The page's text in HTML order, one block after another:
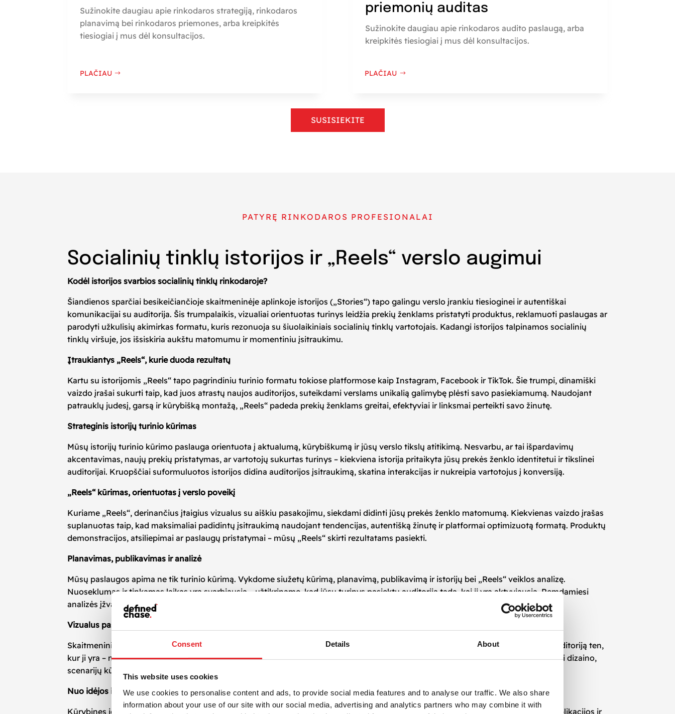
Consent Details About
This website uses cookies
We use cookies to personalise content and ads, to provide social media features and to analyse our traffic. We also share
information about your use of our site with our social media, advertising and analytics partners who may combine it with
Sužinokite daugiau apie rinkodaros strategiją, rinkodaros
planavimą bei rinkodaros priemones, arba kreipkitės
tiesiogiai į mus dėl konsultacijos.
PLAČIAU
priemonių auditas
Sužinokite daugiau apie rinkodaros audito paslaugą, arba
kreipkitės tiesiogiai į mus dėl konsultacijos.
PLAČIAU
SUSISIEKITE
PATYRĘ RINKODAROS PROFESIONALAI
Socialinių tinklų istorijos ir „Reels“ verslo augimui
Kodėl istorijos svarbios socialinių tinklų rinkodaroje?
Šiandienos sparčiai besikeičiančioje skaitmeninėje aplinkoje istorijos („Stories“) tapo galingu verslo įrankiu tiesioginei ir autentiškai
komunikacijai su auditorija. Šis trumpalaikis, vizualiai orientuotas turinys leidžia prekių ženklams pristatyti produktus, reklamuoti paslaugas ar
parodyti užkulisių akimirkas formatu, kuris rezonuoja su šiuolaikiniais socialinių tinklų vartotojais. Kadangi istorijos talpinamos socialinių
tinklų viršuje, jos išsiskiria aukštu matomumu ir momentiniu įsitraukimu.
Įtraukiantys „Reels“, kurie duoda rezultatų
Kartu su istorijomis „Reels“ tapo pagrindiniu turinio formatu tokiose platformose kaip Instagram, Facebook ir TikTok. Šie trumpi, dinamiški
vaizdo įrašai sukurti taip, kad juos atrastų naujos auditorijos, suteikdami verslams unikalią galimybę plėsti savo pasiekiamumą. Naudojant
patrauklų judesį, garsą ir kūrybišką montažą, „Reels“ padeda prekių ženklams greitai, efektyviai ir linksmai perteikti savo žinutę.
Strateginis istorijų turinio kūrimas
Mūsų istorijų turinio kūrimo paslauga orientuota į aktualumą, kūrybiškumą ir jūsų verslo tikslų atitikimą. Nesvarbu, ar tai išpardavimų
akcentavimas, naujų prekių pristatymas, ar vartotojų sukurtas turinys – kiekviena istorija pritaikyta jūsų prekės ženklo identitetui ir tikslinei
auditorijai. Kruopščiai suformuluotos istorijos didina auditorijos įsitraukimą, skatina interakcijas ir nukreipia vartotojus į konversiją.
„Reels“ kūrimas, orientuotas į verslo poveikį
Kuriame „Reels“, derinančius įtaigius vizualus su aiškiu pasakojimu, siekdami didinti jūsų prekės ženklo matomumą. Kiekvienas vaizdo įrašas
suplanuotas taip, kad maksimaliai padidintų įsitraukimą naudojant tendencijas, autentišką žinutę ir platformai optimizuotą formatą. Produktų
demonstracijos, atsiliepimai ar paslaugų pristatymai – mūsų „Reels“ skirti rezultatams pasiekti.
Planavimas, publikavimas ir analizė
Mūsų paslaugos apima ne tik turinio kūrimą. Vykdome siužetų kūrimą, planavimą, publikavimą ir istorijų bei „Reels“ veiklos analizę.
Nuoseklumas ir tinkamas laikas yra svarbiausia – užtikriname, kad jūsų turinys pasiektų auditoriją tada, kai ji yra aktyviausia. Remdamiesi
analizės įžvalgomis, nuolat koreguojame strategijas, siekdami gerinti rezultatus ir ROI.
Vizualus pasakojimas, kuris skatina konversijas
Skaitmeniniame amžiuje vartotojai tikisi daugiau nei statinių vaizdų. Istorijų ir „Reels“ pagalba jūsų prekės ženklas gali pasiekti auditoriją ten,
kur ji yra – naudodamas mobiliesiems įrenginiams pritaikytą vertikalų turinį, kuris pramogauja, informuoja ir parduoda. Profesionali dizaino,
scenarijų kūrimo ir montažo kokybė leidžia išsiskirti perpildytuose socialinių tinklų srautuose.
Nuo idėjos iki konversijos
Kūrybines idėjas paverčiame realiais verslo rezultatais per aukšto poveikio istorijas ir „Reels“. Nuo pradinės idėjos iki galutinės publikacijos ir